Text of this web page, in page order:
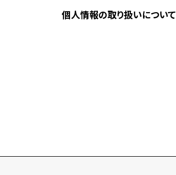
個人情報の取り扱いについて